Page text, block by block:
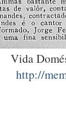
Vida
http://